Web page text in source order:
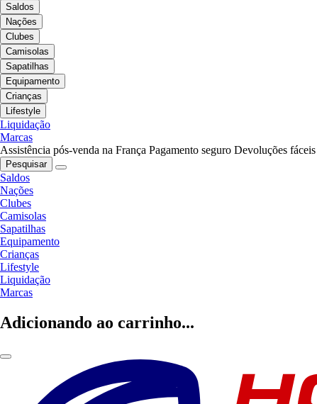
Saldos
Nações
Clubes
Camisolas
Sapatilhas
Equipamento
Crianças
Lifestyle
Liquidação
Marcas
Assistência pós-venda na França Pagamento seguro Devoluções fáceis
Pesquisar
Saldos
Nações
Clubes
Camisolas
Sapatilhas
Equipamento
Crianças
Lifestyle
Liquidação
Marcas
Adicionando ao carrinho...